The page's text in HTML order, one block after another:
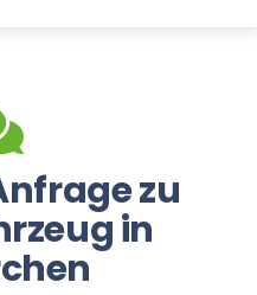
zu
in